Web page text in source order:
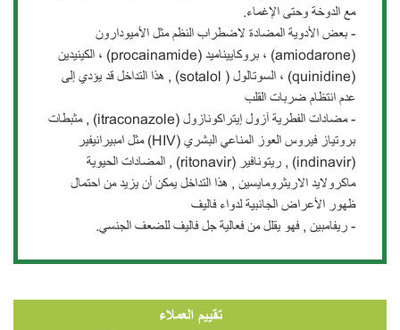
مع الدوخة وحتى الإغماء.
- بعض الأدوية المضادة لاضطراب النظم مثل الأميودارون
(amiodarone) ، بروكاييناميد (procainamide) ، الكينيدين
(quinidine) ، السوتالول ( sotalol) , هذا التداخل قد يؤدي إلى
عدم انتظام ضربات القلب
- مضادات الفطرية آزول إيتراكونازول (itraconazole) , مثبطات
بروتياز فيروس العوز المناعي البشري (HIV) مثل امبيرانيفير
(indinavir) , ريتونافير (ritonavir) , المضادات الحيوية
ماكرولايد الاريثرومايسين , هذا التداخل يمكن أن يزيد من احتمال
ظهور الأعراض الجانبية لدواء فاليف
- ريفامبين , فهو يقلل من فعالية جل فاليف للضعف الجنسي.
تقييم العملاء